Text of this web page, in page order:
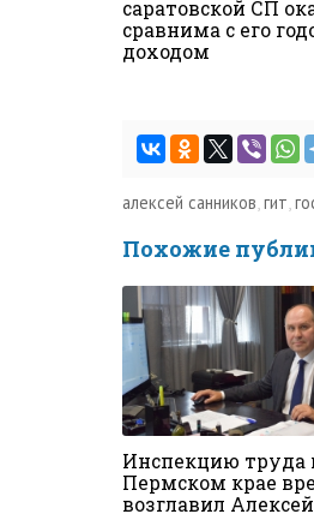
саратовской СП
сравнима с его
доходом
алексей санников,гит,
Похожие
Инспекцию труда
Пермском крае
возглавил